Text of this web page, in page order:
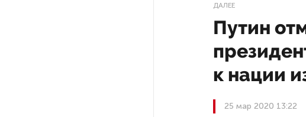
ДАЛЕЕ
Путин
к нации
25 мар 2020 13:22